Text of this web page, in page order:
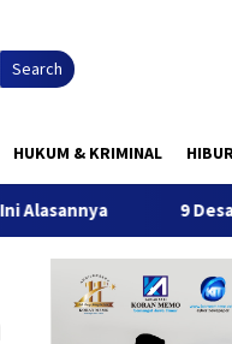
Search
HUKUM & KRIMINAL
9 Desa di 6